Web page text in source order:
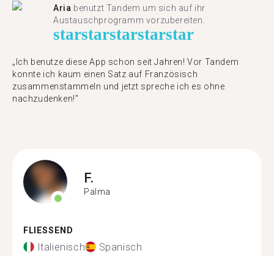
Aria benutzt Tandem um sich auf ihr
Austauschprogramm vorzubereiten.
starstarstarstarstar
„Ich benutze diese App schon seit Jahren! Vor Tandem
konnte ich kaum einen Satz auf Französisch
zusammenstammeln und jetzt spreche ich es ohne
nachzudenken!"
F.
Palma
FLIESSEND
Italienisch Spanisch